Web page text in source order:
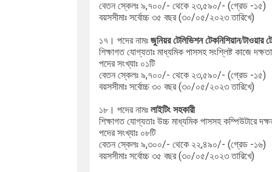
বেতন স্কেলঃ ৯,৭০০/- থেকে ২৩,৫৯০/- (গ্রেড -১৫)
বয়সসীমাঃ সর্বোচ্চ ৩৫ বছর (৩০/০৫/২০২৩ তারিখে)
১৭। পদের নামঃ জুনিয়র টেলিভিশন টেকনিশিয়ান/টাওয়ার
শিক্ষাগত যোগ্যতাঃ মাধ্যমিক পাসসহ সংশ্লিষ্ট কাজে দক্ষতা
পদের সংখ্যাঃ ০১টি
বেতন স্কেলঃ ৯,৭০০/- থেকে ২৩,৫৯০/- (গ্রেড -১৫)
বয়সসীমাঃ সর্বোচ্চ ৩০ বছর (৩০/০৫/২০২৩ তারিখে)
১৮। পদের নামঃ লাইটিংসহকারী
শিক্ষাগত যোগ্যতাঃ উচ্চ মাধ্যমিক পাসসহ কম্পিউটারে
পদের সংখ্যাঃ ০৮টি
বেতন স্কেলঃ ৯,৩০০/- থেকে ২২,৪৯০/- (গ্রেড -১৬)
বয়সসীমাঃ সর্বোচ্চ ৩৫ বছর (৩০/০৫/২০২৩ তারিখে)